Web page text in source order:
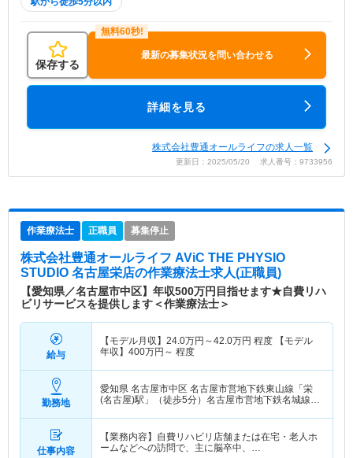
保存する
最新の募集状況を問い合わせる
詳細を見る
株式会社豊通オールライフの求人一覧
更新日：2025/05/20 求人番号：9733956
作業療法士 正職員 募集停止
株式会社豊通オールライフ AViC THE PHYSIO
STUDIO 名古屋栄店の作業療法士求人(正職員)
【愛知県／名古屋市中区】年収500万円目指せます★自費リハ
ビリサービスを提供します＜作業療法士＞
給与
【モデル月収】 24.0万円～42.0万円 程度 【モデル
年収】 400万円～ 程度
勤務地
愛知県 名古屋市中区 名古屋市営地下鉄東山線「栄
(名古屋)駅」（徒歩5分）名古屋市営地下鉄名城線
仕事内容
【業務内容】自費リハビリ店舗または在宅・老人ホ
ームなどへの訪問で、主に脳卒中、…